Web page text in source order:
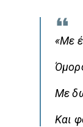
«Με
Με
Και